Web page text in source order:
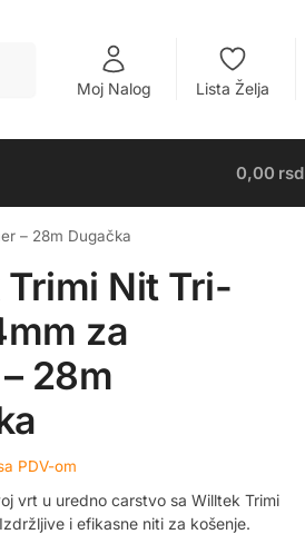
Moj Nalog Lista Želja
0,00 rsd
– 28m Dugačka
Nit Tri-
za
28m
PDV-om
vrt u uredno carstvo sa Willtek Trimi
i efikasne niti za košenje.